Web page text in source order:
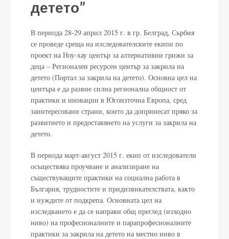
детето”
В периода 28-29 април 2015 г. в гр. Белград, Сърбия
се проведе среща на изследователските екипи по
проект на Ноу-хау център за алтернативни грижи за
деца – Регионален ресурсен център за закрила на
детето (Портал за закрила на детето). Основна цел на
центъра е да развие силна регионална общност от
практики и иновации в Югоизточна Европа, сред
заинтересовани страни, които да допринесат пряко за
развитието и предоставянето на услуги за закрила на
детето.
В периода март-август 2015 г. екип от изследователи
осъществява проучване и анализиране на
съществуващите практики на социална работа в
България, трудностите и придизвикателствата, както
и нуждите от подкрепа. Основната цел на
изследването е да се направи общ преглед (изходно
ниво) на професионалните и парапрофесионалните
практики за закрила на детето на местно ниво в